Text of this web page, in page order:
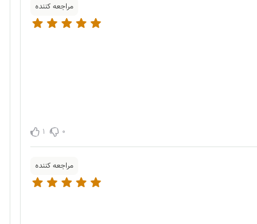
مراجعه کننده
0
1
مراجعه کننده